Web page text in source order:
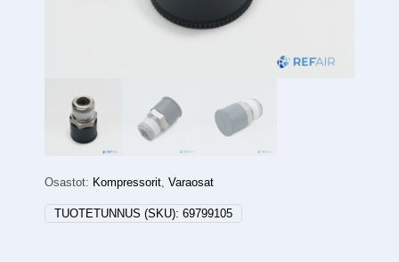
Osastot: Kompressorit, Varaosat
TUOTETUNNUS (SKU): 69799105